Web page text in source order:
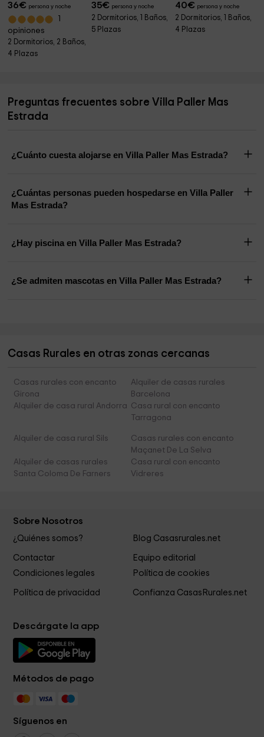
36€ persona y noche
opiniones
2 Dormitorios, 2 Baños,
4 Plazas
35€ persona y noche
2 Dormitorios, 1 Baños,
5 Plazas
40€ persona y noche
2 Dormitorios, 1 Baños,
4 Plazas
Preguntas frecuentes sobre Villa Paller Mas
Estrada
¿Cuánto cuesta alojarse en Villa Paller Mas Estrada?
¿Cuántas personas pueden hospedarse en Villa Paller
Mas Estrada?
¿Hay piscina en Villa Paller Mas Estrada?
¿Se admiten mascotas en Villa Paller Mas Estrada?
Casas Rurales en otras zonas cercanas
Casas rurales con encanto
Girona
Alquiler de casas rurales
Barcelona
Alquiler de casa rural Andorra Casa rural con encanto
Tarragona
Alquiler de casa rural Sils
Casas rurales con encanto
Maçanet De La Selva
Alquiler de casas rurales
Santa Coloma De Farners
Casa rural con encanto
Vidreres
Sobre Nosotros
¿Quiénes somos? Blog Casasrurales.net
Contactar
Equipo editorial
Condiciones legales
Política de cookies
Política de privacidad Confianza CasasRurales.net
Descárgate la app
Métodos de pago
Síguenos en